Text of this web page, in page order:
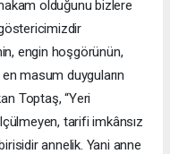
olduğunu bizlere
engin hoşgörünün,
masum duyguların
Toptaş, “Yeri
tarifi imkânsız
annelik. Yani anne